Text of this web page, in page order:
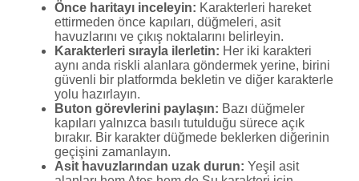
Önce haritayı inceleyin: Karakterleri hareket
ettirmeden önce kapıları, düğmeleri, asit
havuzlarını ve çıkış noktalarını belirleyin.
Karakterleri sırayla ilerletin: Her iki karakteri
aynı anda riskli alanlara göndermek yerine, birini
güvenli bir platformda bekletin ve diğer karakterle
yolu hazırlayın.
Buton görevlerini paylaşın: Bazı düğmeler
kapıları yalnızca basılı tutulduğu sürece açık
bırakır. Bir karakter düğmede beklerken diğerinin
geçişini zamanlayın.
Asit havuzlarından uzak durun: Yeşil asit